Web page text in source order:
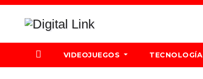
Saltar
VIDEOJUEGOS TECNOLOGÍA